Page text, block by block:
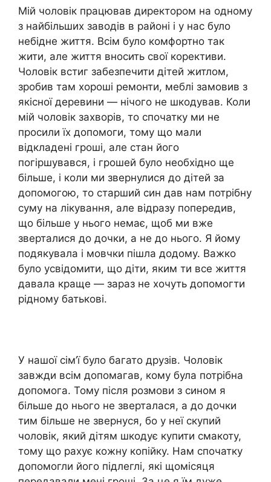
Мій чоловік працював директором на одному
з найбільших заводів в районі і y нас було
небідне життя. Всім було комфортно так
жити, але життя вносить свої корективи.
Чоловік встиг забезпечити дітей житлом,
зробив там хороші ремонти, меблі замовив з
якісної деревини — нічого не шкодував. Коли
мій чоловік захворів, то спочатку ми не
просили їх допомоги, тому що мали
відкладені гроші, але стан його
погіршувався, і грошей було необхідно ще
більше, і коли ми звернулися до дітей за
допомогою, то старший син дав нам потрібну
суму на лікування, але відразу попередив,
що більше y нього немає, щоб ми вже
зверталися до дочки, a не до нього. Я йому
подякувала і мовчки пішла додому. Важко
було усвідомити, що діти, яким ти все життя
давала краще — зараз не хочуть допомогти
рідному батькові.
У нашої сім’ї було багато друзів. Чоловік
завжди всім допомагав, кому була потрібна
допомога. Тому після розмови з сином я
більше до нього не зверталася, a до дочки
тим більше не звернуся, бо y неї скупий
чоловік, який дітям шкодує купити смакоту,
тому що рахує кожну копійку. Нам спочатку
допомогли його підлеглі, які щомісяця